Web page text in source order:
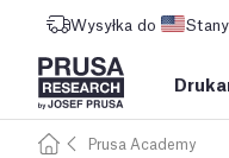
Wysyłka do
Prusa Academy